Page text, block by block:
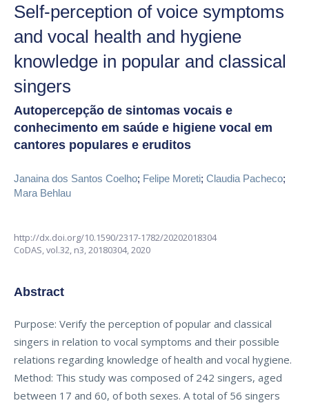
Self-perception of voice symptoms
and vocal health and hygiene
knowledge in popular and classical
singers
Autopercepção de sintomas vocais e
conhecimento em saúde e higiene vocal em
cantores populares e eruditos
Janaina dos Santos Coelho; Felipe Moreti; Claudia Pacheco;
Mara Behlau
http://dx.doi.org/10.1590/2317-1782/20202018304
CoDAS,vol.32, n3,20180304, 2020
Abstract
Purpose: Verify the perception of popular and classical
singers in relation to vocal symptoms and their possible
relations regarding knowledge of health and vocal hygiene.
Method: This study was composed of 242 singers, aged
between 17 and 60, of both sexes. A total of 56 singers